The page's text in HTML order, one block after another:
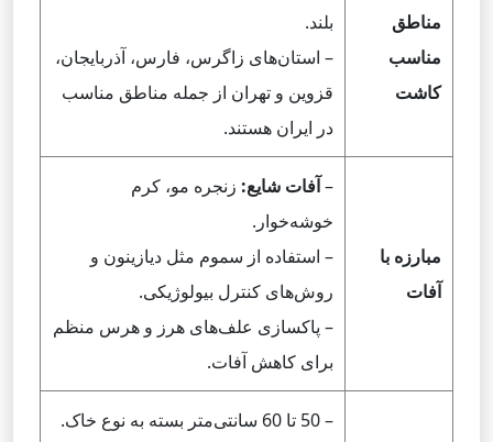
مناطق
مناسب
کاشت
بلند.
– استان‌های زاگرس، فارس، آذربایجان،
قزوین و تهران از جمله مناطق مناسب
در ایران هستند.
مبارزه با
آفات
–آفات شایع: زنجره مو، کرم
خوشه‌خوار.
– استفاده از سموم مثل دیازینون و
روش‌های کنترل بیولوژیکی.
– پاکسازی علف‌های هرز و هرس منظم
برای کاهش آفات.
– 50 تا 60 سانتی‌متر بسته به نوع خاک.